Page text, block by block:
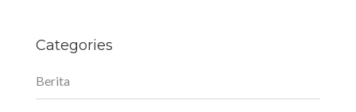
Categories
Berita